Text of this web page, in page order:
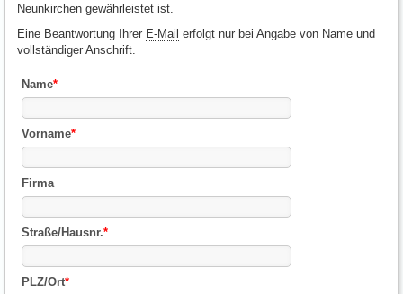
Neunkirchen gewährleistet ist.
Eine Beantwortung Ihrer E-Mail erfolgt nur bei Angabe von Name und
vollständiger Anschrift.
Name*
Vorname*
Firma
Straße/Hausnr.*
PLZ/Ort*